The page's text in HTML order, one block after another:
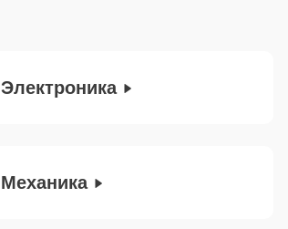
Электроника
Механика